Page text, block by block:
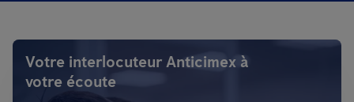
Votre interlocuteur Anticimex à
votre écoute